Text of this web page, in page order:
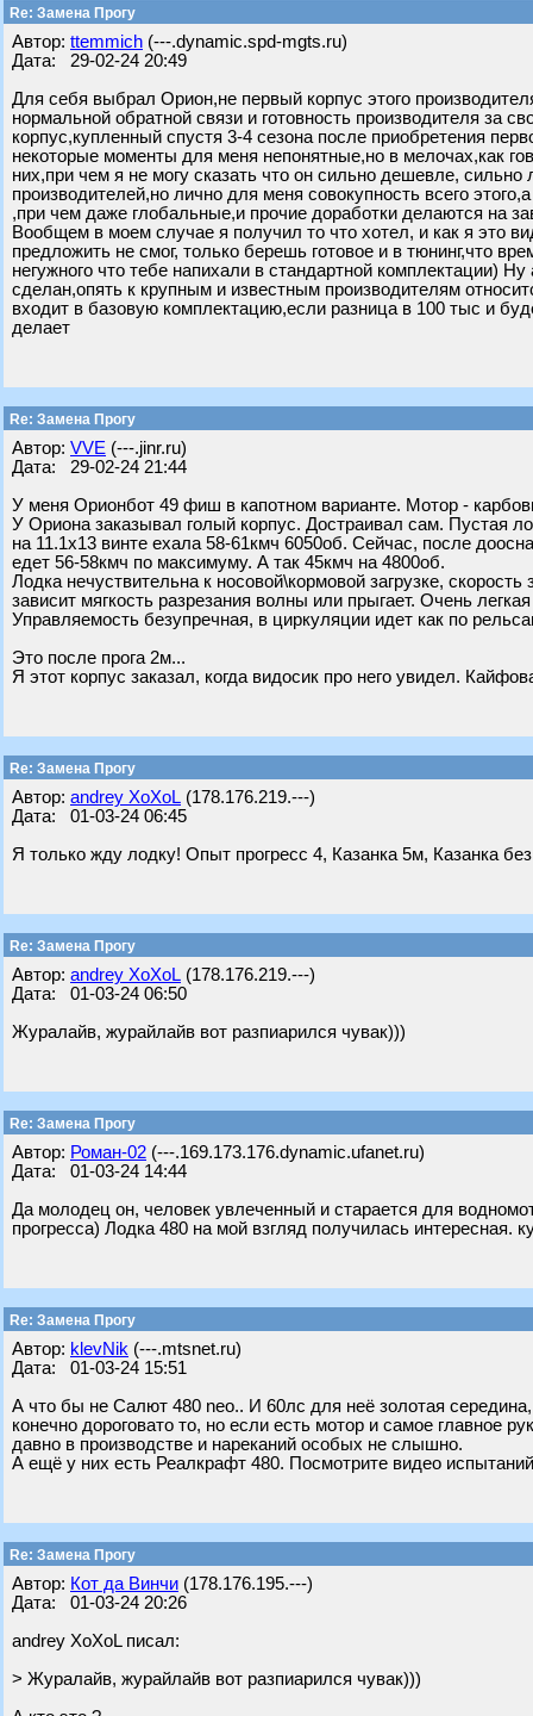
Re: Замена Прогу
Автор: ttemmich (---.dynamic.spd-mgts.ru)
Дата: 29-02-24 20:49
Для себя выбрал Орион,не первый корпус этого
нормальной обратной связи и готовность производителя за
корпус,купленный спустя 3-4 сезона после приобретения
некоторые моменты для меня непонятные,но в мелочах,как
них,при чем я не могу сказать что он сильно дешевле,
производителей,но лично для меня совокупность всего
,при чем даже глобальные,и прочие доработки делаются на
Вообщем в моем случае я получил то что хотел, и как я это
предложить не смог, только берешь готовое и в тюнинг,что
негужного что тебе напихали в стандартной комплектации)
сделан,опять к крупным и известным производителям
входит в базовую комплектацию,если разница в 100 тыс и
делает
Re: Замена Прогу
Автор: VVE (---.jinr.ru)
Дата: 29-02-24 21:44
У меня Орионбот 49 фиш в капотном варианте. Мотор -
У Ориона заказывал голый корпус. Достраивал сам. Пустая
на 11.1х13 винте ехала 58-61кмч 6050об. Сейчас, после
едет 56-58кмч по максимуму. А так 45кмч на 4800об.
Лодка нечуствительна к носовой\кормовой загрузке, скорость
зависит мягкость разрезания волны или прыгает. Очень
Управляемость безупречная, в циркуляции идет как по
Это после прога 2м...
Я этот корпус заказал, когда видосик про него увидел.
Re: Замена Прогу
Автор: andrey XoXoL (178.176.219.---)
Дата: 01-03-24 06:45
Я только жду лодку! Опыт прогресс 4, Казанка 5м, Казанка
Re: Замена Прогу
Автор: andrey XoXoL (178.176.219.---)
Дата: 01-03-24 06:50
Журалайв, журайлайв вот разпиарился чувак)))
Re: Замена Прогу
Автор: Роман-02 (---.169.173.176.dynamic.ufanet.ru)
Дата: 01-03-24 14:44
Да молодец он, человек увлеченный и старается для
прогресса) Лодка 480 на мой взгляд получилась
Re: Замена Прогу
Автор: klevNik (---.mtsnet.ru)
Дата: 01-03-24 15:51
А что бы не Салют 480 neo.. И 60лс для неё золотая
конечно дороговато то, но если есть мотор и самое главное
давно в производстве и нареканий особых не слышно.
А ещё у них есть Реалкрафт 480. Посмотрите видео
Re: Замена Прогу
Автор: Кот да Винчи (178.176.195.---)
Дата: 01-03-24 20:26
andrey XoXoL писал:
> Журалайв, журайлайв вот разпиарился чувак)))